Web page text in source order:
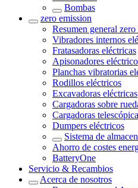
Bombas
zero emission
Resumen general zero
Vibradores internos
Fratasadoras eléctricas
Apisonadores
Planchas vibratorias
Rodillos eléctricos
Excavadoras eléctricas
Cargadoras sobre
Cargadoras
Dumpers eléctricos
Sistema de
Ahorro de costes
BatteryOne
Servicio & Recambios
Acerca de nosotros